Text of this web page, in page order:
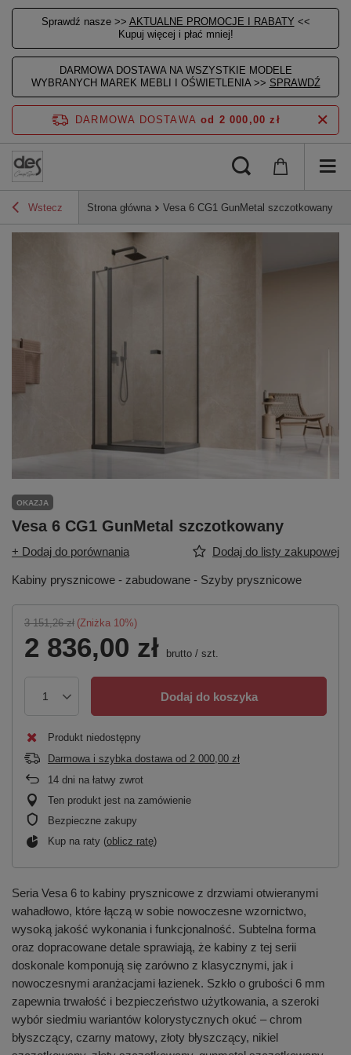
Sprawdź nasze >> AKTUALNE PROMOCJE I RABATY <<
Kupuj więcej i płać mniej!
DARMOWA DOSTAWA NA WSZYSTKIE MODELE
WYBRANYCH MAREK MEBLI I OŚWIETLENIA >> SPRAWDŹ
DARMOWA DOSTAWA od 2 000,00 zł
Wstecz Strona główna Vesa 6 CG1 GunMetal szczotkowany
OKAZJA
Vesa 6 CG1 GunMetal szczotkowany
+ Dodaj do porównania Dodaj do listy zakupowej
Kabiny prysznicowe - zabudowane - Szyby prysznicowe
3 151,26 zł (Zniżka 10%)
2 836,00 zł brutto / szt.
Dodaj do koszyka
Produkt niedostępny
Darmowa i szybka dostawa od 2 000,00 zł
14 dni na łatwy zwrot
Ten produkt jest na zamówienie
Bezpieczne zakupy
Kup na raty (oblicz ratę)
Seria Vesa 6 to kabiny prysznicowe z drzwiami otwieranymi
wahadłowo, które łączą w sobie nowoczesne wzornictwo,
wysoką jakość wykonania i funkcjonalność. Subtelna forma
oraz dopracowane detale sprawiają, że kabiny z tej serii
doskonale komponują się zarówno z klasycznymi, jak i
nowoczesnymi aranżacjami łazienek. Szkło o grubości 6 mm
zapewnia trwałość i bezpieczeństwo użytkowania, a szeroki
wybór siedmiu wariantów kolorystycznych okuć – chrom
błyszczący, czarny matowy, złoty błyszczący, nikiel